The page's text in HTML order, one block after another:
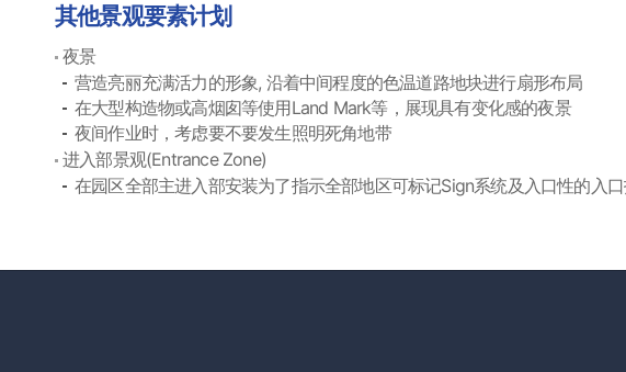
其他景观要素计划
夜景
营造亮丽充满活力的形象, 沿着中间程度的色温道路地块进行扇形布局
在大型构造物或高烟囱等使用Land Mark等，展现具有变化感的夜景
夜间作业时，考虑要不要发生照明死角地带
进入部景观(Entrance Zone)
在园区全部主进入部安装为了指示全部地区可标记Sign系统及入口性的入